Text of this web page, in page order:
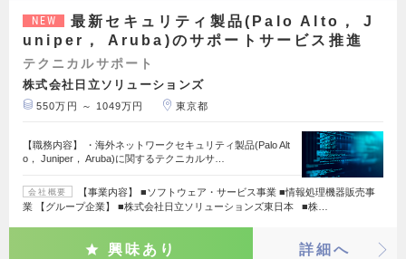
NEW
最新セキュリティ製品(Palo Alto， J
uniper， Aruba)のサポートサービス推進
テクニカルサポート
株式会社日立ソリューションズ
550万円 ～ 1049万円 東京都
【職務内容】 ・海外ネットワークセキュリティ製品(Palo Alt
o， Juniper， Aruba)に関するテクニカルサ…
会社概要
【事業内容】 ■ソフトウェア・サービス事業 ■情報処理機器販売事
業 【グループ企業】 ■株式会社日立ソリューションズ東日本 ■株…
興味あり 詳細へ